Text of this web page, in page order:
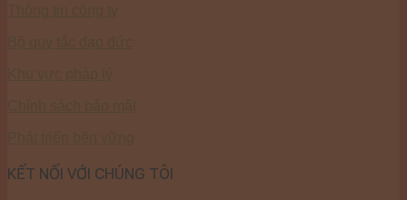
KẾT NỐI VỚI CHÚNG TÔI